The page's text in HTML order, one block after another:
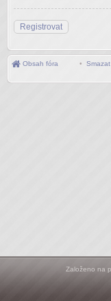
Registrovat
Obsah fóra •
Založeno na